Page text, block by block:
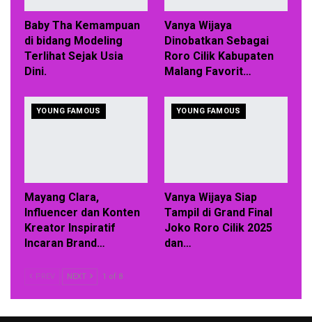
Baby Tha Kemampuan
di bidang Modeling
Terlihat Sejak Usia
Dini.
Vanya Wijaya
Dinobatkan Sebagai
Roro Cilik Kabupaten
Malang Favorit…
YOUNG FAMOUS
Mayang Clara,
Influencer dan Konten
Kreator Inspiratif
Incaran Brand…
YOUNG FAMOUS
Vanya Wijaya Siap
Tampil di Grand Final
Joko Roro Cilik 2025
dan…
PREV NEXT 1 of 8